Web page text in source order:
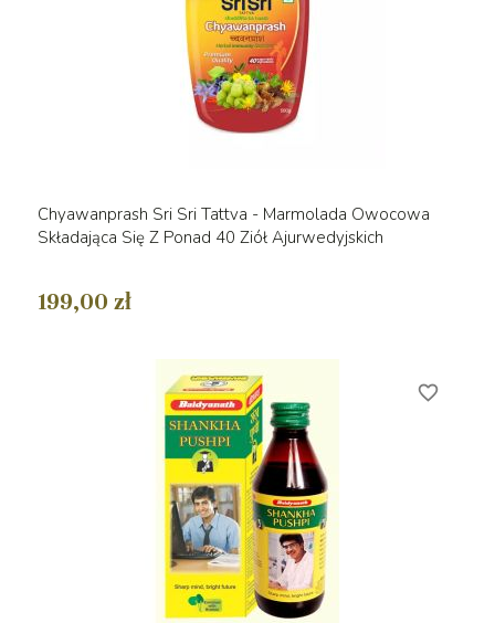
Chyawanprash Sri Sri Tattva - Marmolada Owocowa
Składająca Się Z Ponad 40 Ziół Ajurwedyjskich
199,00 zł
favorite_border